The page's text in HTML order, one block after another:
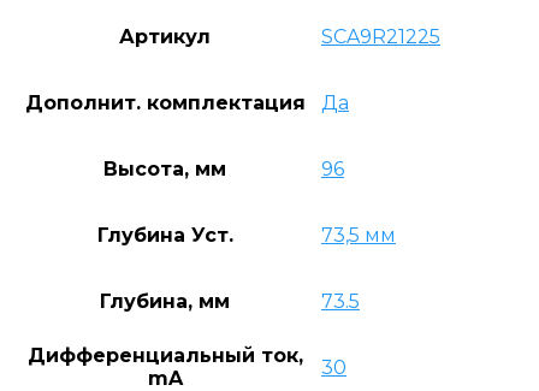
Артикул SCA9R21225
Дополнит. комплектация Да
Высота, мм 96
Глубина Уст. 73,5 мм
Глубина, мм 73.5
Дифференциальный ток,
mA
30